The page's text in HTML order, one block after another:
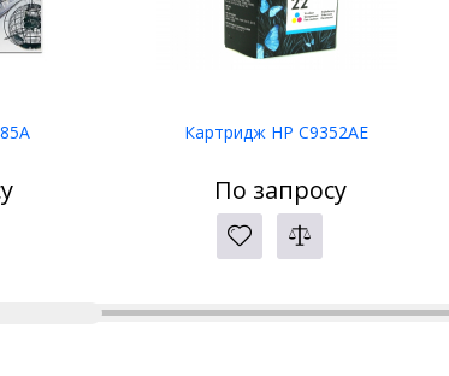
Картридж HP C9352AE
По запросу